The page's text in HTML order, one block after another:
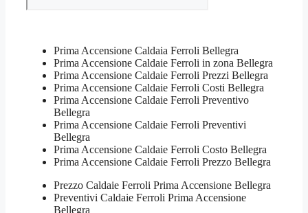
Prima Accensione Caldaia Ferroli Bellegra
Prima Accensione Caldaie Ferroli in zona Bellegra
Prima Accensione Caldaie Ferroli Prezzi Bellegra
Prima Accensione Caldaie Ferroli Costi Bellegra
Prima Accensione Caldaie Ferroli Preventivo
Bellegra
Prima Accensione Caldaie Ferroli Preventivi
Bellegra
Prima Accensione Caldaie Ferroli Costo Bellegra
Prima Accensione Caldaie Ferroli Prezzo Bellegra
Prezzo Caldaie Ferroli Prima Accensione Bellegra
Preventivi Caldaie Ferroli Prima Accensione
Bellegra